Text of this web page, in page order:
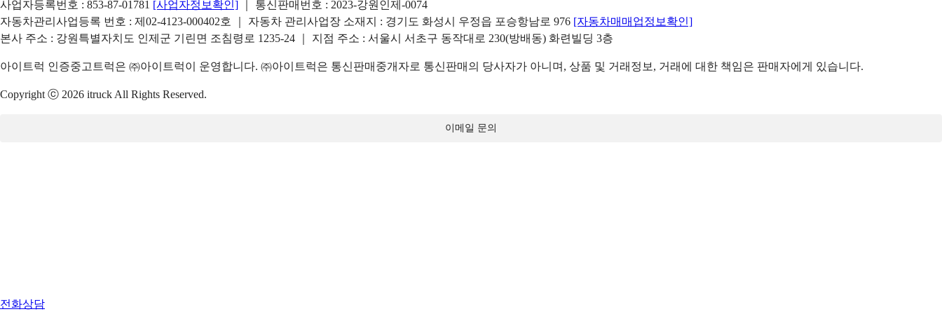
사업자등록번호 : 853-87-01781 [사업자정보확인]
｜ 통신판매번호 : 2023-강원인제-0074
자동차관리사업등록 번호 : 제02-4123-000402호 ｜ 자동차 관리사업장 소재지 : 경기도 화성시 우정읍 포승항남로 976 [자동차매매업정보확인]
본사 주소 : 강원특별자치도 인제군 기린면 조침령로 1235-24 ｜ 지점 주소 : 서울시 서초구 동작대로 230(방배동) 화련빌딩 3층
아이트럭 인증중고트럭은 ㈜아이트럭이 운영합니다. ㈜아이트럭은 통신판매중개자로 통신판매의 당사자가 아니며, 상품 및 거래정보, 거래에 대한 책임은 판매자에게 있습니다.
Copyright ⓒ 2026 itruck All Rights Reserved.
이메일 문의
전화상담